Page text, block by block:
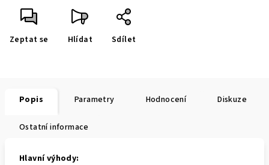
Zeptat se Hlídat Sdílet
Popis Parametry Hodnocení Diskuze
Ostatní informace
Hlavní výhody: